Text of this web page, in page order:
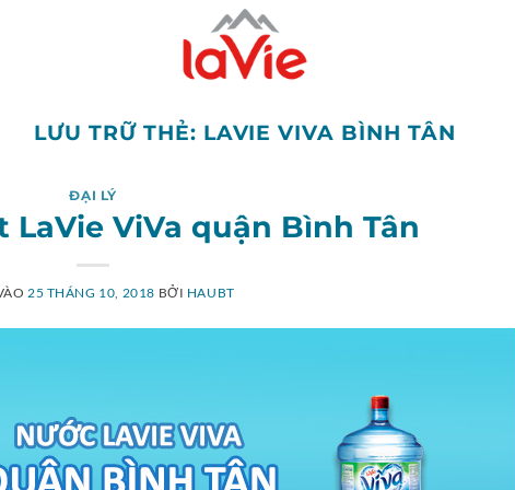
LƯU TRỮ THẺ: LAVIE VIVA BÌNH TÂN
ĐẠI LÝ
ViVa quận Bình Tân
25 THÁNG 10, 2018 BỞI HAUBT